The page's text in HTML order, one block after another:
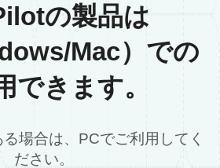
の製品は
Mac）での
できます。
場合は、PCでご利用してく
ださい。